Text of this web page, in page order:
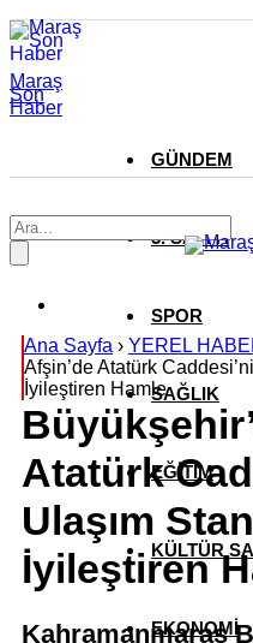
Maraş
Son
Haber
GÜNDEM
3. SAYFA
SPOR
SAĞLIK
EĞİTİM
KÜLTÜR
EKONOMİ
Ana Sayfa › YEREL
Afşin’de Atatürk
İyileştiren Hamle
Atatürk
Ulaşım
İyileştiren
Kahramanmaraş